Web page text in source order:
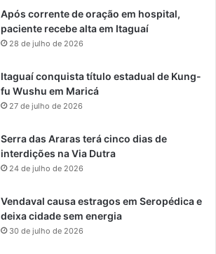
Após corrente de oração em hospital,
paciente recebe alta em Itaguaí
28 de julho de 2026
Itaguaí conquista título estadual de Kung-
fu Wushu em Maricá
27 de julho de 2026
Serra das Araras terá cinco dias de
interdições na Via Dutra
24 de julho de 2026
Vendaval causa estragos em Seropédica e
deixa cidade sem energia
30 de julho de 2026